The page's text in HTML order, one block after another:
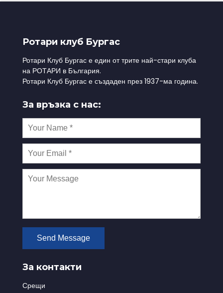
Ротари клуб Бургас
Ротари Клуб Бургас е един от трите най-стари клуба
на РОТАРИ в България.
Ротари Клуб Бургас е създаден през 1937-ма година.
За връзка с нас:
За контакти
Срещи